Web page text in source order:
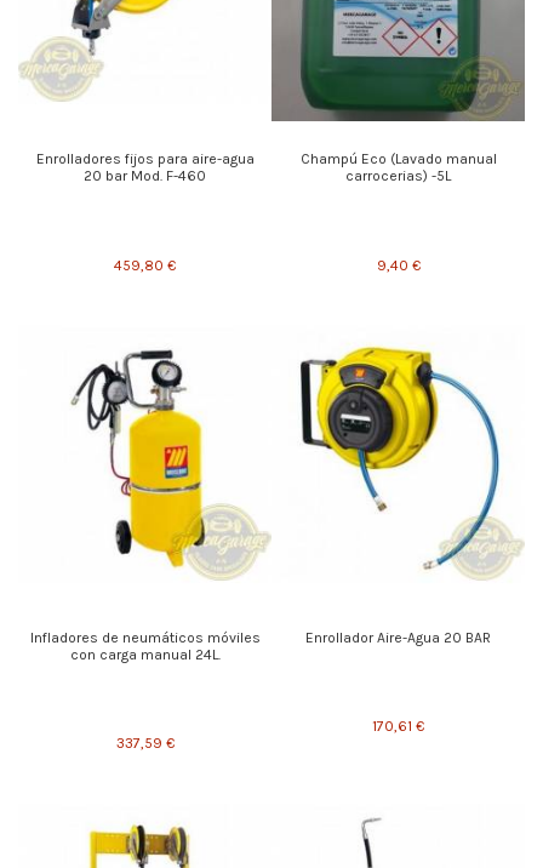
Enrolladores fijos para aire-agua
20 bar Mod. F-460
459,80 €
Champú Eco (Lavado manual
carrocerias) -5L
9,40 €
Infladores de neumáticos móviles
con carga manual 24L.
337,59 €
Enrollador Aire-Agua 20 BAR
170,61 €